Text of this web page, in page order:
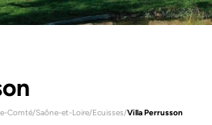
Comté/Saône-et-Loire/Ecuisses/Villa Perrusson